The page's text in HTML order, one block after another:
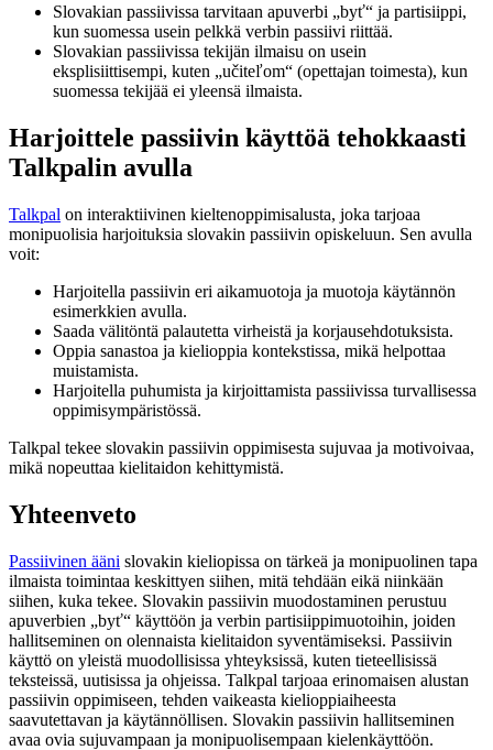
Slovakian passiivissa tarvitaan apuverbi „byť“ ja partisiippi,
kun suomessa usein pelkkä verbin passiivi riittää.
Slovakian passiivissa tekijän ilmaisu on usein
eksplisiittisempi, kuten „učiteľom“ (opettajan toimesta), kun
suomessa tekijää ei yleensä ilmaista.
Harjoittele passiivin käyttöä tehokkaasti
Talkpalin avulla
Talkpal on interaktiivinen kieltenoppimisalusta, joka tarjoaa
monipuolisia harjoituksia slovakin passiivin opiskeluun. Sen avulla
voit:
Harjoitella passiivin eri aikamuotoja ja muotoja käytännön
esimerkkien avulla.
Saada välitöntä palautetta virheistä ja korjausehdotuksista.
Oppia sanastoa ja kielioppia kontekstissa, mikä helpottaa
muistamista.
Harjoitella puhumista ja kirjoittamista passiivissa turvallisessa
oppimisympäristössä.
Talkpal tekee slovakin passiivin oppimisesta sujuvaa ja motivoivaa,
mikä nopeuttaa kielitaidon kehittymistä.
Yhteenveto
Passiivinen ääni slovakin kieliopissa on tärkeä ja monipuolinen tapa
ilmaista toimintaa keskittyen siihen, mitä tehdään eikä niinkään
siihen, kuka tekee. Slovakin passiivin muodostaminen perustuu
apuverbien „byť“ käyttöön ja verbin partisiippimuotoihin, joiden
hallitseminen on olennaista kielitaidon syventämiseksi. Passiivin
käyttö on yleistä muodollisissa yhteyksissä, kuten tieteellisissä
teksteissä, uutisissa ja ohjeissa. Talkpal tarjoaa erinomaisen alustan
passiivin oppimiseen, tehden vaikeasta kielioppiaiheesta
saavutettavan ja käytännöllisen. Slovakin passiivin hallitseminen
avaa ovia sujuvampaan ja monipuolisempaan kielenkäyttöön.